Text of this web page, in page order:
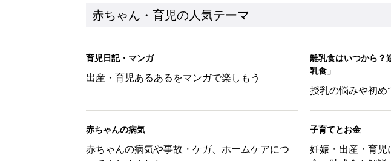
赤ちゃん・育児の人気テーマ
育児日記・マンガ
出産・育児あるあるをマンガで楽しもう
離乳食はいつから？
乳食」
授乳の悩みや初
赤ちゃんの病気
赤ちゃんの病気や事故・ケガ、ホームケアにつ
子育てとお金
妊娠・出産・育